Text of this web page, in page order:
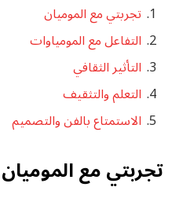
تجربتي مع الموميان
التفاعل مع المومياوات
التأثير الثقافي
التعلم والتثقيف
الاستمتاع بالفن والتصميم
تجربتي مع الموميان